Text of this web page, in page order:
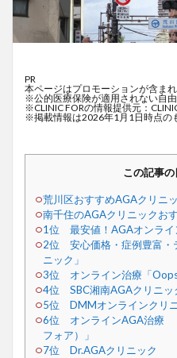
PR
本ページはプロモーションが含まれ
※公的医療保険が適用されない自由
※CLINIC FORの情報提供元：
※掲載情報は2026年1月1日時点の
この記事
荒川区おすすめAGAクリニ
南千住のAGAクリニックお
1位 最安値！AGAオンライ
2位 安心価格・症例豊富・
ニック」
3位 オンライン治療「Oops
4位 SBC湘南AGAクリニッ
5位 DMMオンラインクリ
6位 オンラインAGA治療
フォア）」
7位 Dr.AGAクリニック